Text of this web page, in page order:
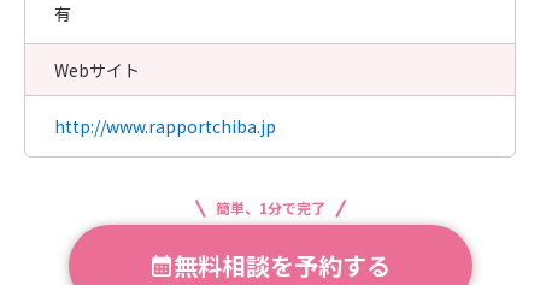
有
Webサイト
http://www.rapportchiba.jp
簡単、1分で完了
無料相談を予約する